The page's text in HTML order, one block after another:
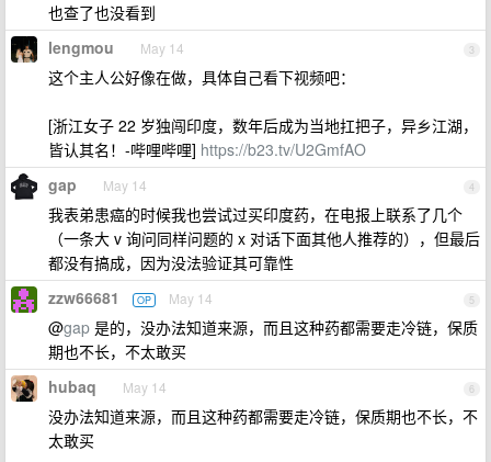
也查了也没看到
3
lengmou May 14
这个主人公好像在做，具体自己看下视频吧：
[浙江女子 22 岁独闯印度，数年后成为当地扛把子，异乡江湖，
皆认其名！-哔哩哔哩] https://b23.tv/U2GmfAO
4
gap May 14
我表弟患癌的时候我也尝试过买印度药，在电报上联系了几个
（一条大 v 询问同样问题的 x 对话下面其他人推荐的），但最后
都没有搞成，因为没法验证其可靠性
5
zzw66681 OP May 14
@gap 是的，没办法知道来源，而且这种药都需要走冷链，保质
期也不长，不太敢买
6
hubaq May 14
没办法知道来源，而且这种药都需要走冷链，保质期也不长，不
太敢买